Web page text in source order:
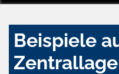
Beispiele